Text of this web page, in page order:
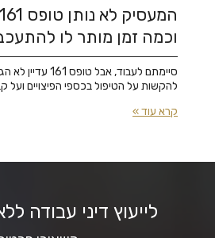
וכמה זמן מותר לו
סיימתם לעבוד, אבל
להקשות על הטיפול בכספי הפיצויים ועל
קרא עוד »
לייעוץ דיני עבודה